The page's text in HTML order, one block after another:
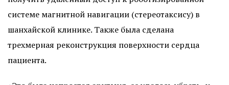
системе магнитной навигации (стереотаксису) в
шанхайской клинике. Также была сделана
трехмерная реконструкция поверхности сердца
пациента.